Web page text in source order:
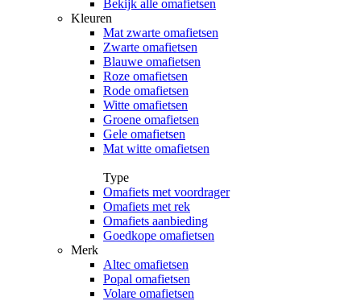
Bekijk alle omafietsen
Kleuren
Mat zwarte omafietsen
Zwarte omafietsen
Blauwe omafietsen
Roze omafietsen
Rode omafietsen
Witte omafietsen
Groene omafietsen
Gele omafietsen
Mat witte omafietsen
Type
Omafiets met voordrager
Omafiets met rek
Omafiets aanbieding
Goedkope omafietsen
Merk
Altec omafietsen
Popal omafietsen
Volare omafietsen